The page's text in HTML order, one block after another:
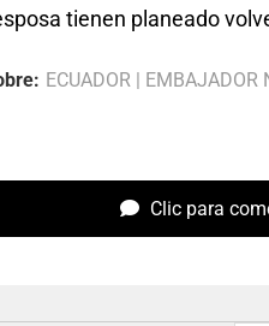
tienen planeado
ECUADOR | EMBAJADOR
Clic para